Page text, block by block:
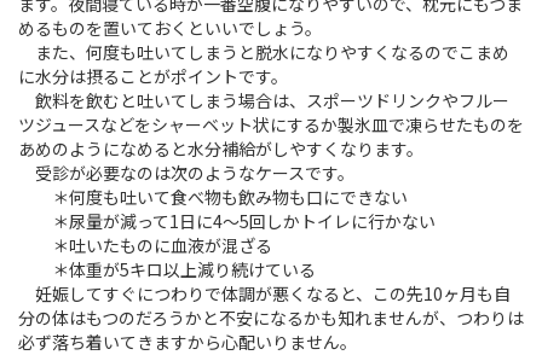
めるものを置いておくといいでしょう。
また、何度も吐いてしまうと脱水になりやすくなるのでこまめ
に水分は摂ることがポイントです。
飲料を飲むと吐いてしまう場合は、スポーツドリンクやフルー
ツジュースなどをシャーベット状にするか製氷皿で凍らせたものを
あめのようになめると水分補給がしやすくなります。
受診が必要なのは次のようなケースです。
＊何度も吐いて食べ物も飲み物も口にできない
＊尿量が減って1日に4～5回しかトイレに行かない
＊吐いたものに血液が混ざる
＊体重が5キロ以上減り続けている
妊娠してすぐにつわりで体調が悪くなると、この先10ヶ月も自
分の体はもつのだろうかと不安になるかも知れませんが、つわりは
必ず落ち着いてきますから心配いりません。